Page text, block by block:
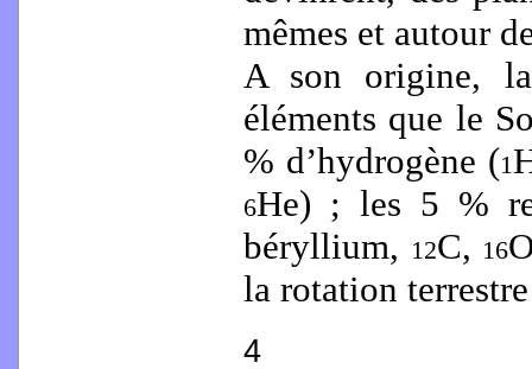
mêmes et autour
A son origine,
éléments que le
% d’hydrogène (1
6He) ; les 5 %
béryllium, 12C, 16
la rotation terrestre
4